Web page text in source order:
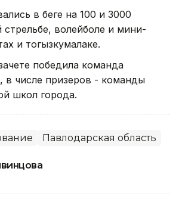
в беге на 100 и 3000
стрельбе, волейболе и мини-
и тогызкумалаке.
победила команда
в числе призеров - команды
школ города.
Павлодарская область